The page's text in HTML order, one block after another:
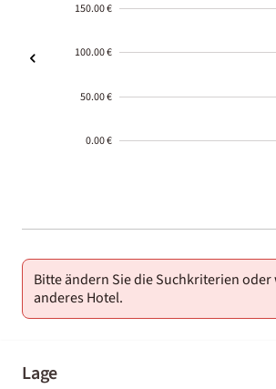
150.00 €
100.00 €
50.00 €
0.00 €
01-02
Bitte ändern Sie die Suchkriterien oder
anderes Hotel.
Lage